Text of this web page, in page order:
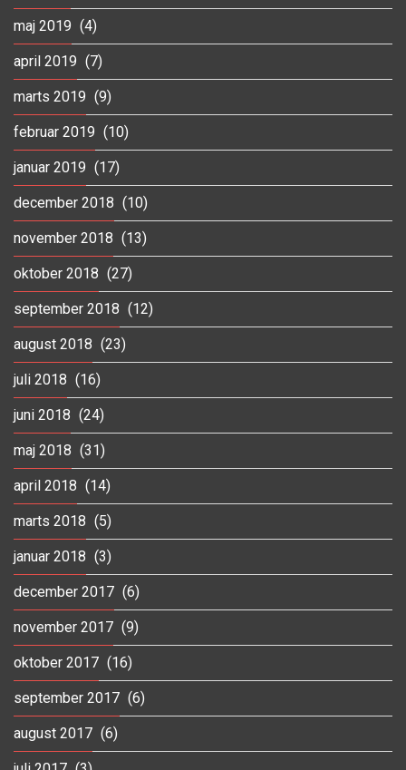
maj 2019 (4)
april 2019 (7)
marts 2019 (9)
februar 2019 (10)
januar 2019 (17)
december 2018 (10)
november 2018 (13)
oktober 2018 (27)
september 2018 (12)
august 2018 (23)
juli 2018 (16)
juni 2018 (24)
maj 2018 (31)
april 2018 (14)
marts 2018 (5)
januar 2018 (3)
december 2017 (6)
november 2017 (9)
oktober 2017 (16)
september 2017 (6)
august 2017 (6)